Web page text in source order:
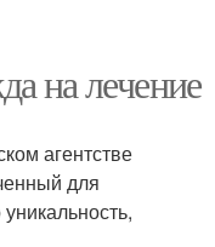
на лечение
агентстве
для